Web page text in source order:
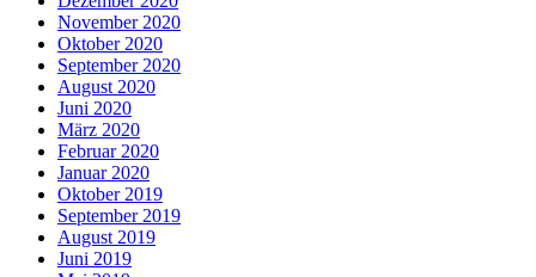
November 2020
Oktober 2020
September 2020
August 2020
Juni 2020
März 2020
Februar 2020
Januar 2020
Oktober 2019
September 2019
August 2019
Juni 2019